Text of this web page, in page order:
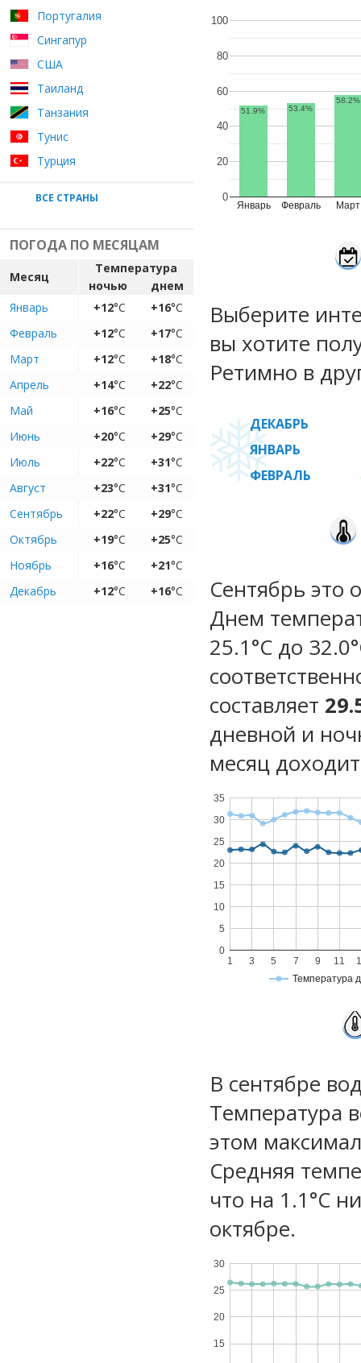
Португалия
Сингапур
США
Таиланд
Танзания
Тунис
Турция
ВСЕ СТРАНЫ
ПОГОДА ПО МЕСЯЦАМ
Месяц
Температура
ночью
днем
Январь
+12°C +16°C
Февраль
+12°C +17°C
Март
+12°C +18°C
Апрель
+14°C +22°C
Май
+16°C +25°C
Июнь
+20°C +29°C
Июль
+22°C +31°C
Август
+23°C +31°C
Сентябрь
+22°C +29°C
Октябрь
+19°C +25°C
Ноябрь
+16°C +21°C
Декабрь
+12°C +16°C
Январь Февраль Март
0
20
40
60
80
100
51.9% 53.4%
58.2%
Выберите
вы хотите
Ретимно в
ДЕКАБРЬ
ЯНВАРЬ
ФЕВРАЛЬ
Сентябрь это
Днем
25.1°C до
составляет
дневной и
месяц
Температура
1 3 5 7 9 11
0
5
10
15
20
25
30
35
В сентябре
Температура
этом
Средняя
что на 1.1°C
октябре.
15
20
25
30